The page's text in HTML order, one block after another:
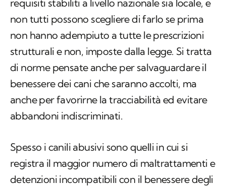
requisiti stabiliti a livello nazionale sia locale, e
non tutti possono scegliere di farlo se prima
non hanno adempiuto a tutte le prescrizioni
strutturali e non, imposte dalla legge. Si tratta
di norme pensate anche per salvaguardare il
benessere dei cani che saranno accolti, ma
anche per favorirne la tracciabilità ed evitare
abbandoni indiscriminati.
Spesso i canili abusivi sono quelli in cui si
registra il maggior numero di maltrattamenti e
detenzioni incompatibili con il benessere degli